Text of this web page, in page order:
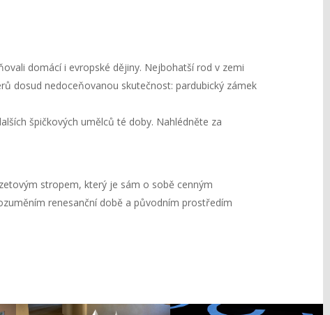
domácí i evropské dějiny. Nejbohatší rod v zemi
dosud nedoceňovanou skutečnost: pardubický zámek
špičkových umělců té doby. Nahlédněte za
stropem, který je sám o sobě cenným
renesanční době a původním prostředím